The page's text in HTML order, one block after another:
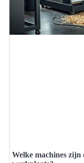
Welke machines zijn